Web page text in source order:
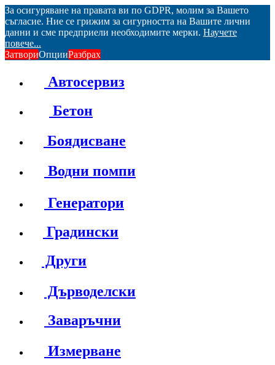
За осигуряване на правата ви по GDPR, молим за Вашето
съгласие. Ние се грижим за сигурността на Вашите лични
данни и сме предприели необходимите мерки. Научете
повече...
ЗатвориОпцииРазбрах
Автосервиз
Бетон
Боядисване
Водни помпи
Генератори
Градински
Други
Дърводелски
Заваръчни
Измерване